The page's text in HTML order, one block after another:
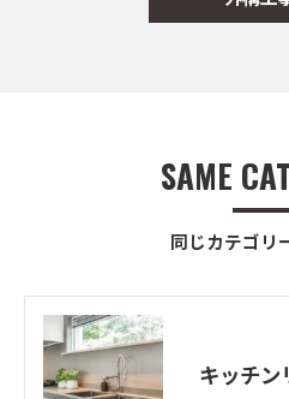
同じカテゴリ
SAME
キッチン